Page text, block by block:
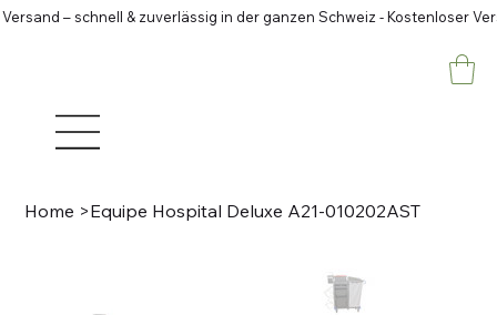
– schnell & zuverlässig in der ganzen Schweiz - Kostenloser
Home >Equipe Hospital Deluxe A21-010202AST